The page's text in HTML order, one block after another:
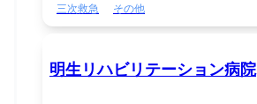
三次救急
その他
明生リハビリテーション病院